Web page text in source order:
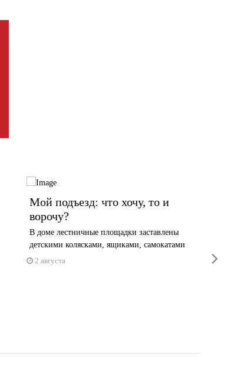
Мой подъезд: что хочу, то и
ворочу?
В доме лестничные площадки заставлены
детскими колясками, ящиками, самокатами
2 августа
29 июля